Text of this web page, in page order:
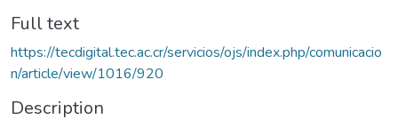
Full text
https://tecdigital.tec.ac.cr/servicios/ojs/index.php/comunicacio
n/article/view/1016/920
Description